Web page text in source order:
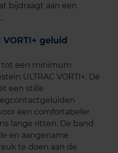
bijdraagt aan een
VORTI+ geluid
tot een minimum
ULTRAC VORTI+. De
een stille
een comfortabeler
lange ritten. De band
en aangename
te doen aan de